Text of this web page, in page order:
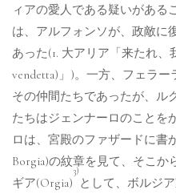
ィアの愛人である疑いがある
は、アルフォンソが、政敵に
あった(1. 大アリア「来たれ、
vendetta)」)。一方、フェラ
その仲間たちであったが、ル
たちはジェンナーロのことを
ロは、宮殿のファザードに書
Borgia)の紋章を見て、そこか
ギア(Orgia)
3)
として、ボルジ